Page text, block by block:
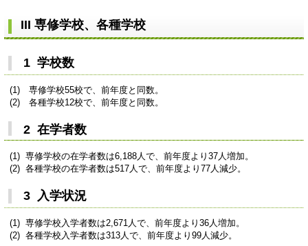
III 専修学校、各種学校
1 学校数
(1) 専修学校55校で、前年度と同数。
(2) 各種学校12校で、前年度と同数。
2 在学者数
(1) 専修学校の在学者数は6,188人で、前年度より37人増加。
(2) 各種学校の在学者数は517人で、前年度より77人減少。
3 入学状況
(1) 専修学校入学者数は2,671人で、前年度より36人増加。
(2) 各種学校入学者数は313人で、前年度より99人減少。